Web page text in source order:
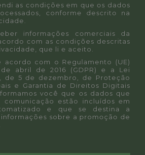
as condições em que os dados
conforme descrito na
informações comerciais da
com as condições descritas
, que li e aceito.
acordo com o Regulamento (UE)
de abril de 2016 (GDPR) e a Lei
de 5 de dezembro, de Proteção
e Garantia de Direitos Digitais
você que os dados que
comunicação estão incluídos em
e que se destina a
sobre a promoção de